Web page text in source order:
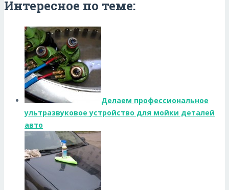
Интересное по теме:
Делаем профессиональное
ультразвуковое устройство для мойки деталей
авто